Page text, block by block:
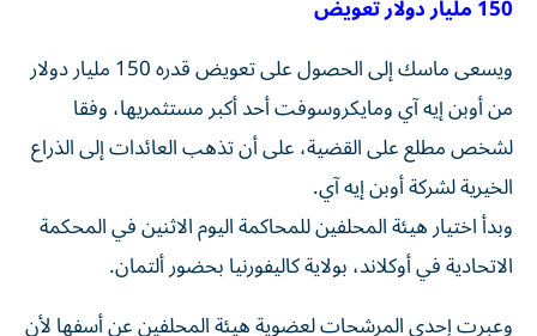
150 مليار دولار تعويض
ويسعى ماسك إلى الحصول على تعويض قدره 150 مليار دولار
من أوبن إيه آي ومايكروسوفت أحد أكبر مستثمريها، وفقا
لشخص مطلع على القضية، على أن تذهب العائدات إلى الذراع
الخيرية لشركة أوبن إيه آي.
وبدأ اختيار هيئة المحلفين للمحاكمة ‌اليوم الاثنين في المحكمة
الاتحادية في أوكلاند، بولاية كاليفورنيا بحضور ألتمان.
وعبرت إحدى المرشحات لعضوية هيئة المحلفين عن أسفها ⁠لأن